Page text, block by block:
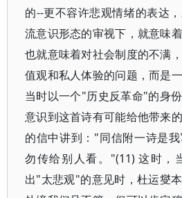
的--更不容许悲观情绪的表达
流意识形态的审视下，就意味
也就意味着对社会制度的不满
值观和私人体验的问题，而是
当时以一个"历史反革命"的身
意识到这首诗有可能给他带来
的信中讲到："同信附一诗是我
勿传给别人看。"(11) 这时，
出"太悲观"的意见时，杜运燮